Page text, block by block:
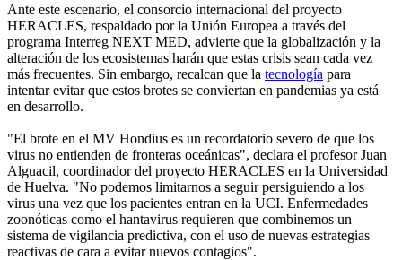
Ante este escenario, el consorcio internacional del proyecto
HERACLES, respaldado por la Unión Europea a través del
programa Interreg NEXT MED, advierte que la globalización y la
alteración de los ecosistemas harán que estas crisis sean cada vez
más frecuentes. Sin embargo, recalcan que la tecnología para
intentar evitar que estos brotes se conviertan en pandemias ya está
en desarrollo.
"El brote en el MV Hondius es un recordatorio severo de que los
virus no entienden de fronteras oceánicas", declara el profesor Juan
Alguacil, coordinador del proyecto HERACLES en la Universidad
de Huelva. "No podemos limitarnos a seguir persiguiendo a los
virus una vez que los pacientes entran en la UCI. Enfermedades
zoonóticas como el hantavirus requieren que combinemos un
sistema de vigilancia predictiva, con el uso de nuevas estrategias
reactivas de cara a evitar nuevos contagios".